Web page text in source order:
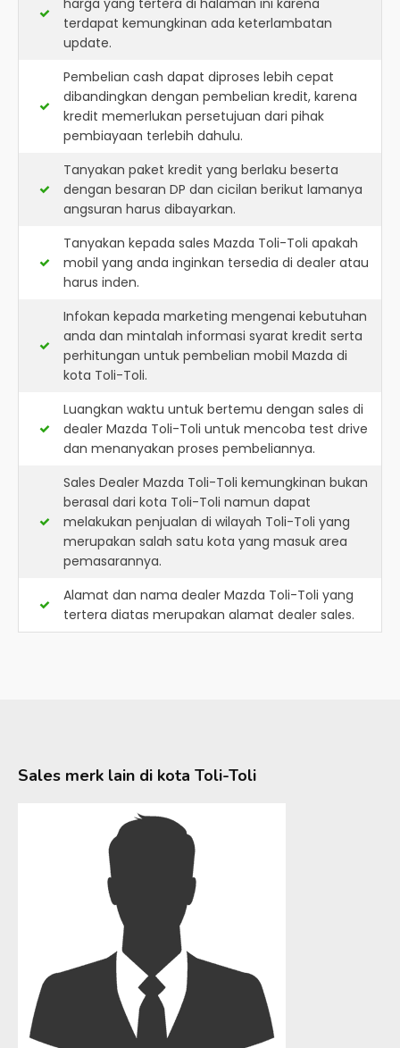
harga yang tertera di halaman ini karena
terdapat kemungkinan ada keterlambatan
update.
Pembelian cash dapat diproses lebih cepat
dibandingkan dengan pembelian kredit, karena
kredit memerlukan persetujuan dari pihak
pembiayaan terlebih dahulu.
Tanyakan paket kredit yang berlaku beserta
dengan besaran DP dan cicilan berikut lamanya
angsuran harus dibayarkan.
Tanyakan kepada sales Mazda Toli-Toli apakah
mobil yang anda inginkan tersedia di dealer atau
harus inden.
Infokan kepada marketing mengenai kebutuhan
anda dan mintalah informasi syarat kredit serta
perhitungan untuk pembelian mobil Mazda di
kota Toli-Toli.
Luangkan waktu untuk bertemu dengan sales di
dealer Mazda Toli-Toli untuk mencoba test drive
dan menanyakan proses pembeliannya.
Sales Dealer Mazda Toli-Toli kemungkinan bukan
berasal dari kota Toli-Toli namun dapat
melakukan penjualan di wilayah Toli-Toli yang
merupakan salah satu kota yang masuk area
pemasarannya.
Alamat dan nama dealer Mazda Toli-Toli yang
tertera diatas merupakan alamat dealer sales.
Sales merk lain di kota Toli-Toli